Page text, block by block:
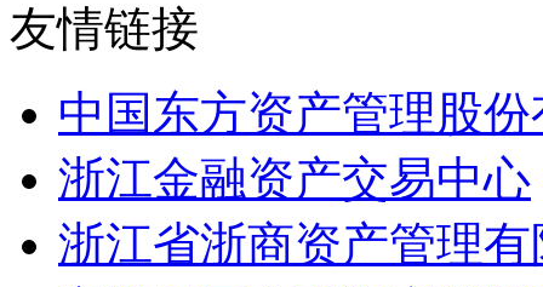
友情链接
中国东方资产管理股
浙江金融资产交易中心
浙江省浙商资产管理